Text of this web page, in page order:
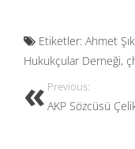
e
b
o
o
to
d
o
n
ail
Etiketler: Ahmet Şık
Hukukçular Derneği,
Previous:
AKP Sözcüsü